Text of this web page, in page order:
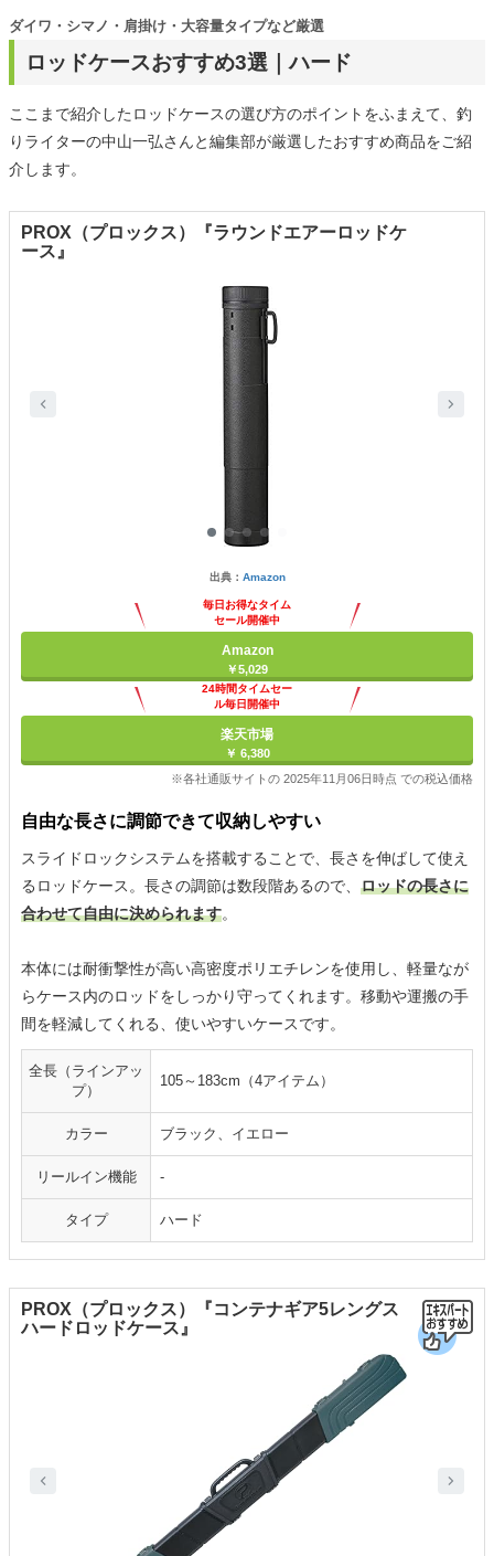
ロッドケースおすすめ3選｜ハード
ダイワ・シマノ・肩掛け・大容量タイプなど厳選
ここまで紹介したロッドケースの選び方のポイントをふまえて、釣
りライターの中山一弘さんと編集部が厳選したおすすめ商品をご紹
介します。
PROX（プロックス）『ラウンドエアーロッドケ
ース』
出典： Amazon
毎日お得なタイム
セール開催中
Amazon
￥5,029
24時間タイムセー
ル毎日開催中
楽天市場
￥ 6,380
※各社通販サイトの 2025年11月06日時点 での税込価格
自由な長さに調節できて収納しやすい
スライドロックシステムを搭載することで、長さを伸ばして使え
るロッドケース。長さの調節は数段階あるので、 ロッドの長さに
合わせて自由に決められます。
本体には耐衝撃性が高い高密度ポリエチレンを使用し、軽量なが
らケース内のロッドをしっかり守ってくれます。移動や運搬の手
間を軽減してくれる、使いやすいケースです。
全長（ラインアッ
プ）
105～183cm（4アイテム）
カラー ブラック、イエロー
リールイン機能 -
タイプ ハード
PROX（プロックス）『コンテナギア5レングス
ハードロッドケース』